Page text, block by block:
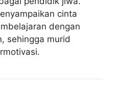
cinta
dengan
sehingga murid